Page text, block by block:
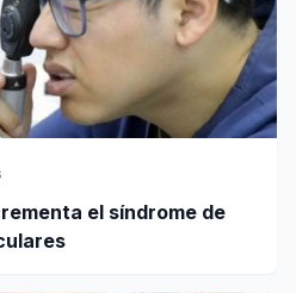
el síndrome de